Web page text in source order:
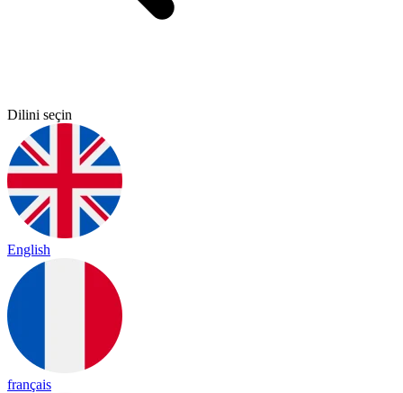
Dilini seçin
English
français